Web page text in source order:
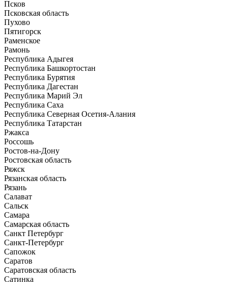
Псков
Псковская область
Пухово
Пятигорск
Раменское
Рамонь
Республика Адыгея
Республика Башкортостан
Республика Бурятия
Республика Дагестан
Республика Марий Эл
Республика Саха
Республика Северная Осетия-Алания
Республика Татарстан
Ржакса
Россошь
Ростов-на-Дону
Ростовская область
Ряжск
Рязанская область
Рязань
Салават
Сальск
Самара
Самарская область
Санкт Петербург
Санкт-Петербург
Сапожок
Саратов
Саратовская область
Сатинка